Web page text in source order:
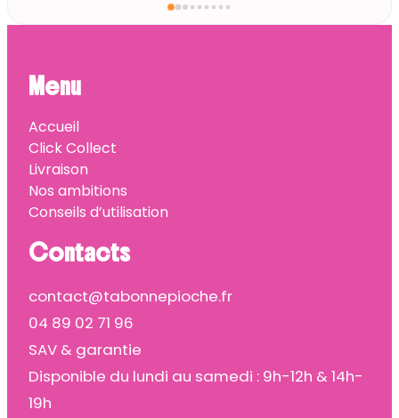
Menu
Accueil
Click Collect
Livraison
Nos ambitions
Conseils d’utilisation
Contacts
contact@tabonnepioche.fr
04 89 02 71 96
SAV & garantie
Disponible du lundi au samedi : 9h-12h & 14h-
19h